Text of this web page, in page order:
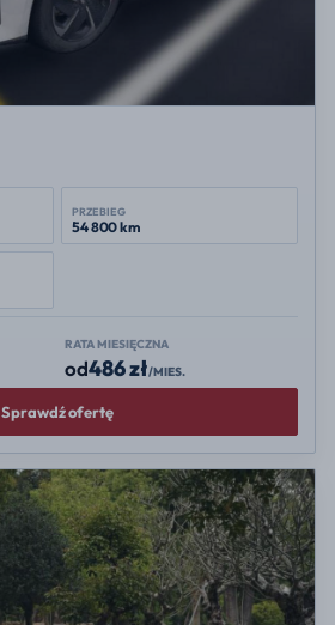
PRZEBIEG
54 800 km
RATA MIESIĘCZNA
od486 zł/MIES.
Sprawdź ofertę